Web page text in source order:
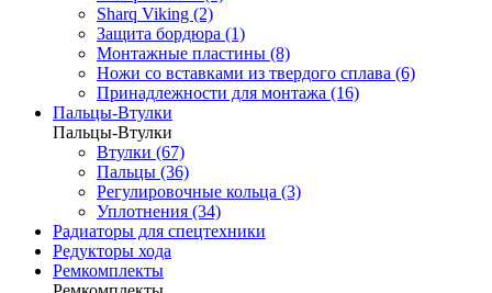
Sharq Viking (2)
Защита бордюра (1)
Монтажные пластины (8)
Ножи со вставками из твердого сплава (6)
Принадлежности для монтажа (16)
Пальцы-Втулки
Пальцы-Втулки
Втулки (67)
Пальцы (36)
Регулировочные кольца (3)
Уплотнения (34)
Радиаторы для спецтехники
Редукторы хода
Ремкомплекты